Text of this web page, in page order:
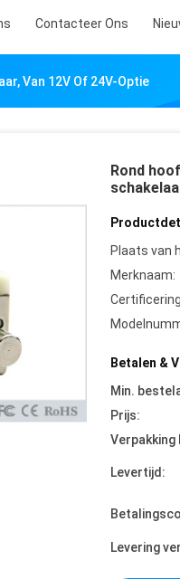
Contacteer Ons
Van 12V Of 24V-Optie
Rond
Plaats van
Merknaam:
Betalen &
Min.
Prijs:
Verpakking
Levertijd:
Levering